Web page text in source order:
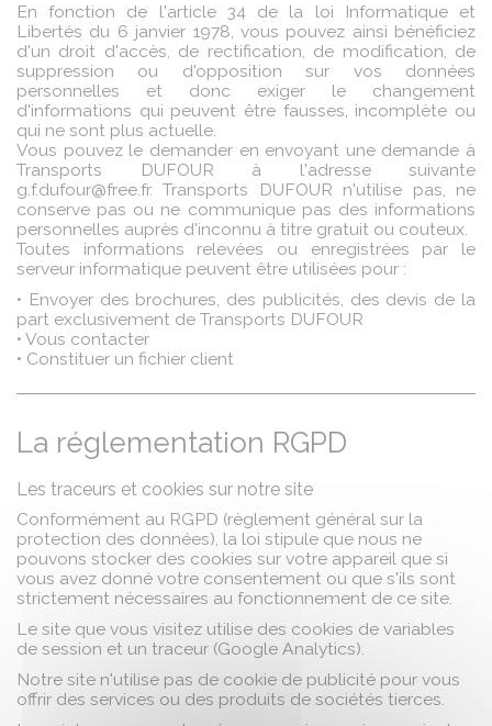
En fonction de l'article 34 de la loi Informatique et
Libertés du 6 janvier 1978, vous pouvez ainsi bénéficiez
d'un droit d'accès, de rectification, de modification, de
suppression ou d'opposition sur vos données
personnelles et donc exiger le changement
d'informations qui peuvent être fausses, incomplète ou
qui ne sont plus actuelle.
Vous pouvez le demander en envoyant une demande à
Transports DUFOUR à l'adresse suivante
g.f.dufour@free.fr. Transports DUFOUR n'utilise pas, ne
conserve pas ou ne communique pas des informations
personnelles auprès d'inconnu à titre gratuit ou couteux.
Toutes informations relevées ou enregistrées par le
serveur informatique peuvent être utilisées pour :
• Envoyer des brochures, des publicités, des devis de la
part exclusivement de Transports DUFOUR
• Vous contacter
• Constituer un fichier client
La réglementation RGPD
Les traceurs et cookies sur notre site
Conformément au RGPD (règlement général sur la
protection des données), la loi stipule que nous ne
pouvons stocker des cookies sur votre appareil que si
vous avez donné votre consentement ou que s'ils sont
strictement nécessaires au fonctionnement de ce site.
Le site que vous visitez utilise des cookies de variables
de session et un traceur (Google Analytics).
Notre site n'utilise pas de cookie de publicité pour vous
offrir des services ou des produits de sociétés tierces.